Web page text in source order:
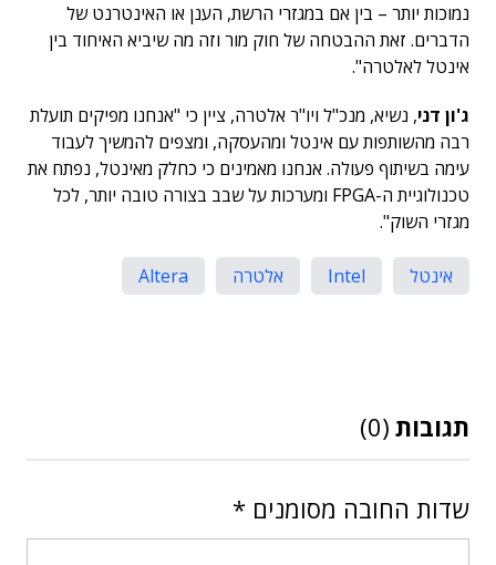
נמוכות יותר – בין אם במגזרי הרשת, הענן או האינטרנט של
הדברים. זאת ההבטחה של חוק מור וזה מה שיביא האיחוד בין
אינטל לאלטרה".
ג'ון דני, נשיא, מנכ"ל ויו"ר אלטרה, ציין כי "אנחנו מפיקים תועלת
רבה מהשותפות עם אינטל ומהעסקה, ומצפים להמשיך לעבוד
עימה בשיתוף פעולה. אנחנו מאמינים כי כחלק מאינטל, נפתח את
טכנולוגיית ה-FPGA ומערכות על שבב בצורה טובה יותר, לכל
מגזרי השוק".
אינטל Intel אלטרה Altera
תגובות (0)
שדות החובה מסומנים *